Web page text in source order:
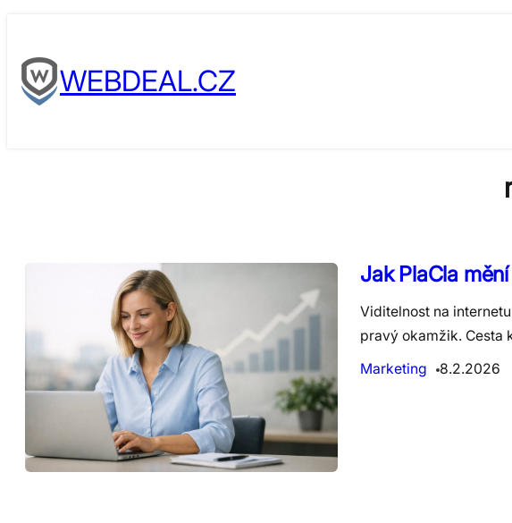
contentWEBDEAL.CZ
Jak PlaCla
Viditelnost na
pravý okamžik. Cesta
Marketing
8.2.2026